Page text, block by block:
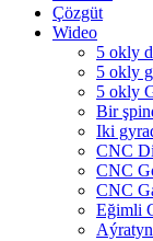
Çözgüt
Wideo
5 okly
5 okly
5 okly
Bir
Iki
CNC
CNC
CNC
Eğimli